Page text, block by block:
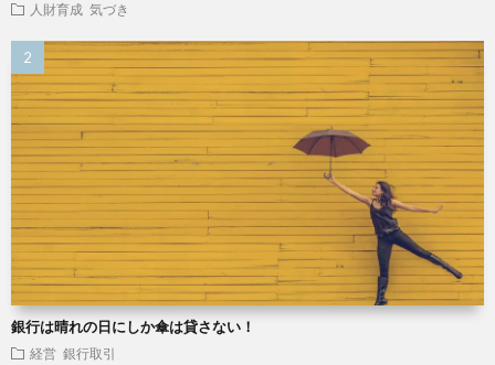
人財育成 気づき
銀行は晴れの日にしか傘は貸さない！
経営 銀行取引